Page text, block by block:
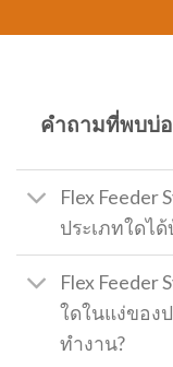
คำถามที่พบบ่
Flex Feeder
ประเภทใดได้
Flex Feeder
ใดในแง่ของ
ทำงาน?